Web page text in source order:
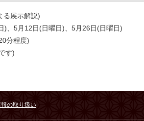
る展示解説)
)、5月12日(日曜日)、5月26日(日曜日)
分程度)
す)
の取り扱い